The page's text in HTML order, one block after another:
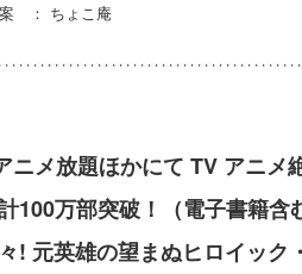
： ちょこ庵
ニメ放題ほかにて TV アニメ
100万部突破！（電子書籍含
! 元英雄の望まぬヒロイック